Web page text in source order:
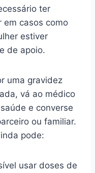
ter
em casos como
estiver
de apoio.
uma gravidez
vá ao médico
e converse
ou familiar.
pode:
usar doses de